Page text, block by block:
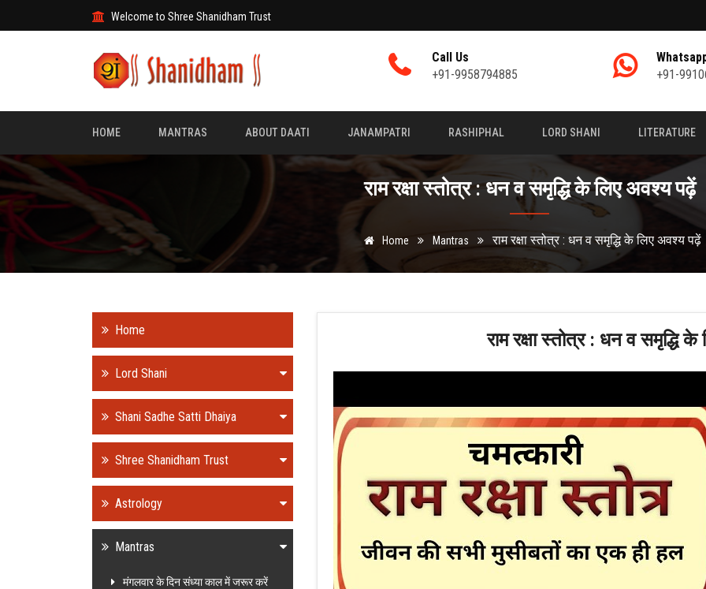
Welcome to Shree Shanidham Trust
Call Us
+91-9958794885
+91-
HOME MANTRAS ABOUT DAATI JANAMPATRI RASHIPHAL LORD SHANI LITERATURE
राम रक्षा स्तोत्र : धन व समृद्धि के लिए अवश्य पढ़ें
Home Mantras राम रक्षा स्तोत्र : धन व समृद्धि के लिए अवश्य पढ़ें
Home
Lord Shani
Shani Sadhe Satti Dhaiya
Shree Shanidham Trust
Astrology
Mantras
मंगलवार के दिन संध्या काल में जरूर करें
राम रक्षा स्तोत्र : धन व समृद्धि